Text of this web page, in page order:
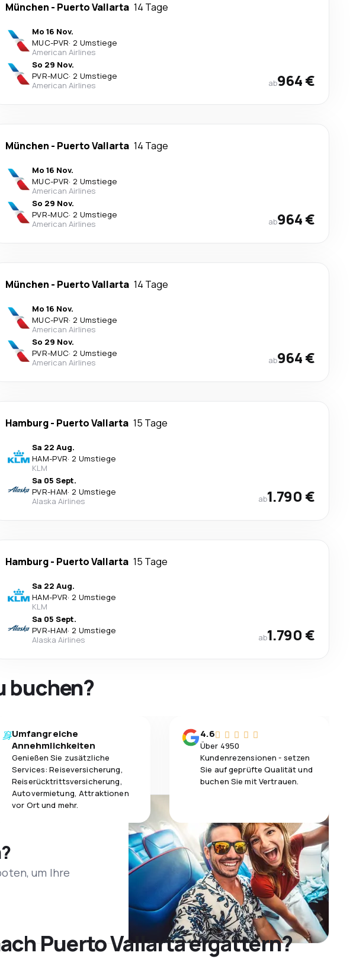
München - Puerto Vallarta 14 Tage
Mo 16 Nov.
MUC-PVR· 2 Umstiege
American Airlines
So 29 Nov.
PVR-MUC· 2 Umstiege
American Airlines
ab964 €
München - Puerto Vallarta 14 Tage
Mo 16 Nov.
MUC-PVR· 2 Umstiege
American Airlines
So 29 Nov.
PVR-MUC· 2 Umstiege
American Airlines
ab964 €
München - Puerto Vallarta 14 Tage
Mo 16 Nov.
MUC-PVR· 2 Umstiege
American Airlines
So 29 Nov.
PVR-MUC· 2 Umstiege
American Airlines
ab964 €
Hamburg- Puerto Vallarta 15 Tage
Sa 22 Aug.
HAM-PVR· 2 Umstiege
KLM
Sa 05 Sept.
PVR-HAM· 2 Umstiege
Alaska Airlines
ab1.790 €
Hamburg- Puerto Vallarta 15 Tage
Sa 22 Aug.
HAM-PVR· 2 Umstiege
KLM
Sa 05 Sept.
PVR-HAM· 2 Umstiege
Alaska Airlines
ab1.790 €
buchen?
Umfangreiche
Annehmlichkeiten
Genießen Sie zusätzliche
Services: Reiseversicherung,
Reiserücktrittsversicherung,
Autovermietung, Attraktionen
vor Ort und mehr.
4.6
Über 4950
Kundenrezensionen - setzen
Sie auf geprüfte Qualität und
buchen Sie mit Vertrauen.
um Ihre
Puerto Vallarta ergattern?